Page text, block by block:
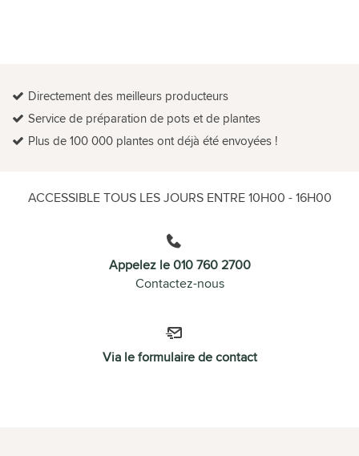
Directement des meilleurs producteurs
Service de préparation de pots et de plantes
Plus de 100 000 plantes ont déjà été envoyées !
ACCESSIBLE TOUS LES JOURS ENTRE 10H00 - 16H00
Appelez le 010 760 2700
Contactez-nous
Via le formulaire de contact